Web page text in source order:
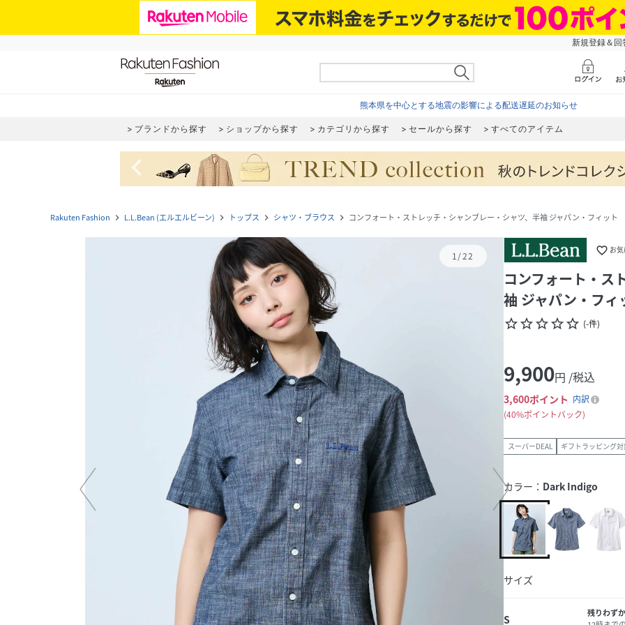
新規登録＆
熊本県を中心とする地震の影響による配送遅延のお知らせ
ブランドから探す ショップから探す カテゴリから探す セールから探す すべてのアイテム
navigate_before
Rakuten Fashion navigate_next L.L.Bean (エルエルビーン) navigate_next トップス navigate_next シャツ・ブラウス navigate_next コンフォート・ストレッチ・シャンブレー・シャツ、半袖 ジャパン・フィット
1/22 favorite_border お
コンフォート・ス
袖 ジャパン・フィ
star_borderstar_borderstar_borderstar_borderstar_border (-件)
9,900円 /税込
3,600ポイント 内訳
40%ポイントバック
スーパーDEAL ギフトラッピング対
カラー： Dark Indigo
サイズ
S
残りわずか